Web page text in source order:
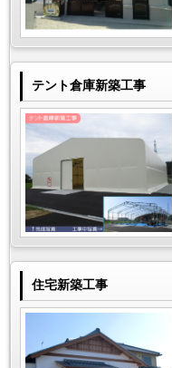
テント倉庫新築工事
住宅新築工事